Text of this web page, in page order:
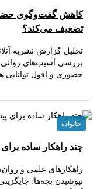
کاهش گفت‌وگوی
تضعیف می‌کند؟
بررسی آسیب‌های روانی
حضوری و افول توانایی
چند راهکار ساده
راهکارهای علمی و
نپوشیدن بچه‌ها؛
خانواده